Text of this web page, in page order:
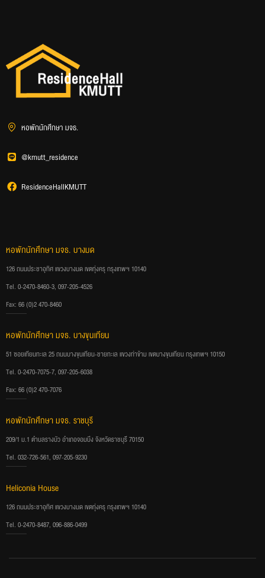
หอพักนักศึกษา มจธ.
@kmutt_residence
ResidenceHallKMUTT
หอพักนักศึกษา มจธ. บางมด
126 ถนนประชาอุทิศ แขวงบางมด เขตทุ่งครุ กรุงเทพฯ 10140
Tel. 0-2470-8460-3, 097-205-4526
Fax: 66 (0)2 470-8460
หอพักนักศึกษา มจธ. บางขุนเทียน
51 ซอยเทียนทะเล 25 ถนนบางขุนเทียน-ชายทะเล แขวงท่าข้าม เขตบางขุนเทียน กรุงเทพฯ 10150
Tel. 0-2470-7075-7, 097-205-6038
Fax: 66 (0)2 470-7076
หอพักนักศึกษา มจธ. ราชบุรี
209/1 ม.1 ตำบลรางบัว อำเภอจอมบึง จังหวัดราชบุรี 70150
Tel. 032-726-561, 097-205-9230
Heliconia House
126 ถนนประชาอุทิศ แขวงบางมด เขตทุ่งครุ กรุงเทพฯ 10140
Tel. 0-2470-8487, 096-886-0499